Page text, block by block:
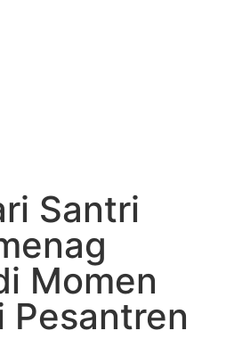
Santri
Momen
Pesantren